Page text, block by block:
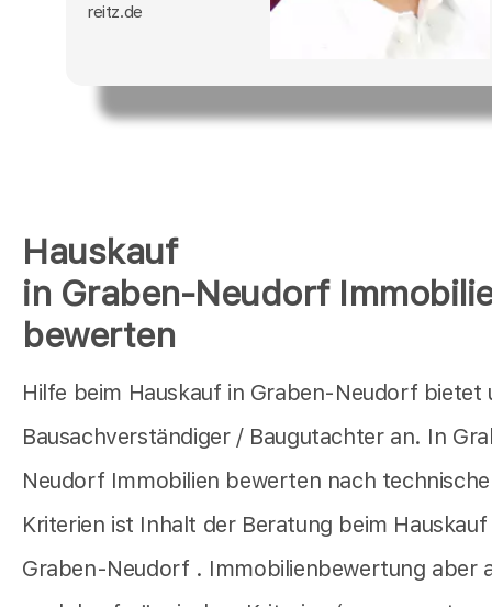
Hauskauf
in Graben-Neudorf
bewerten
Hilfe beim Hauskauf in Graben-Neudorf bietet
Bausachverständiger / Baugutachter an. In
Neudorf Immobilien bewerten nach
Kriterien ist Inhalt der Beratung beim Hauskauf
Graben-Neudorf . Immobilienbewertung aber
reitz.de